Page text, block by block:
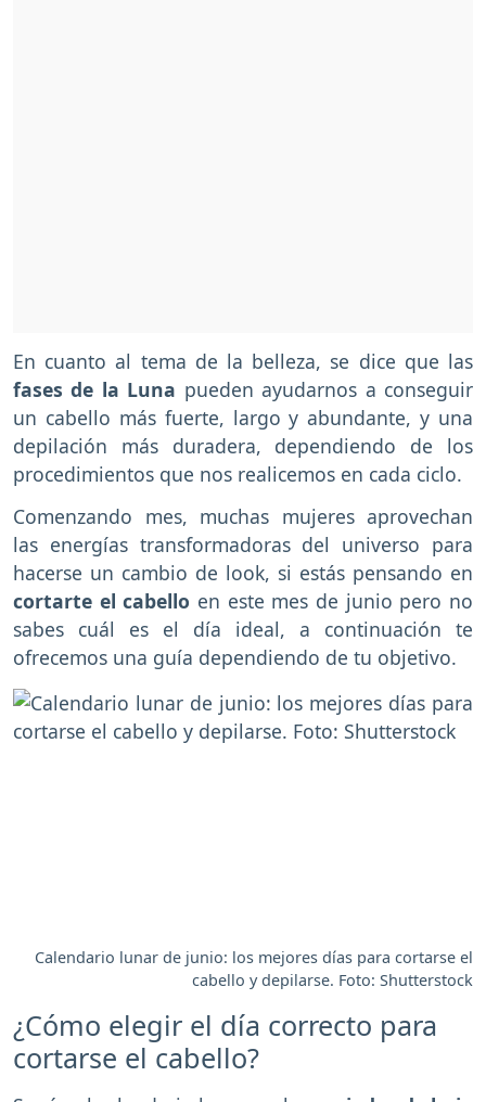
En cuanto al tema de la belleza, se dice que las
fases de la Luna pueden ayudarnos a conseguir
un cabello más fuerte, largo y abundante, y una
depilación más duradera, dependiendo de los
procedimientos que nos realicemos en cada ciclo.
Comenzando mes, muchas mujeres aprovechan
las energías transformadoras del universo para
hacerse un cambio de look, si estás pensando en
cortarte el cabello en este mes de junio pero no
sabes cuál es el día ideal, a continuación te
ofrecemos una guía dependiendo de tu objetivo.
Calendario lunar de junio: los mejores días para cortarse el
cabello y depilarse. Foto: Shutterstock
¿Cómo elegir el día correcto para
cortarse el cabello?